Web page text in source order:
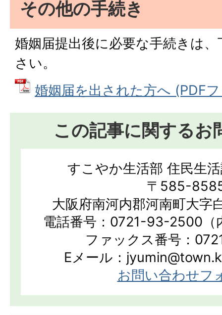
その他の手続き
婚姻届提出後に必要な手続きは
さい。
婚姻届を出された方へ (PDF
この記事に関するお
すこやか生活部 住民生
〒585-
大阪府南河内郡河南町大字
電話番号：0721-93-2500（
ファックス番号：
Eメール：
お問い合わせフ